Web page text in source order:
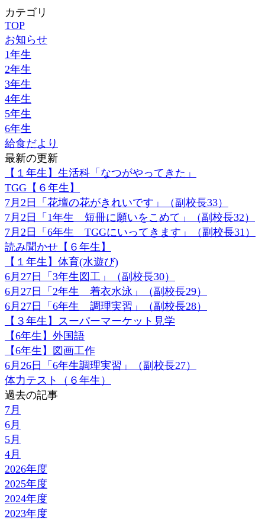
カテゴリ
TOP
お知らせ
1年生
2年生
3年生
4年生
5年生
6年生
給食だより
最新の更新
【１年生】生活科「なつがやってきた」
TGG【６年生】
7月2日「花壇の花がきれいです」（副校長33）
7月2日「1年生 短冊に願いをこめて」（副校長32）
7月2日「6年生 TGGにいってきます」（副校長31）
読み聞かせ【６年生】
【１年生】体育(水遊び)
6月27日「3年生図工」（副校長30）
6月27日「2年生 着衣水泳」（副校長29）
6月27日「6年生 調理実習」（副校長28）
【３年生】スーパーマーケット見学
【6年生】外国語
【6年生】図画工作
6月26日「6年生調理実習」（副校長27）
体力テスト（６年生）
過去の記事
7月
6月
5月
4月
2026年度
2025年度
2024年度
2023年度